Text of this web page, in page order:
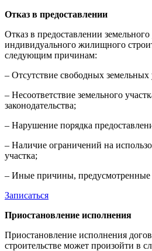
Отказ в предоставлении
Отказ в предоставлении земельного
индивидуального жилищного
следующим причинам:
– Отсутствие свободных земельных
– Несоответствие земельного
законодательства;
– Нарушение порядка
– Наличие ограничений на
участка;
– Иные причины, предусмотренные
Записаться
Приостановление исполнения
Приостановление исполнения
строительстве может произойти в